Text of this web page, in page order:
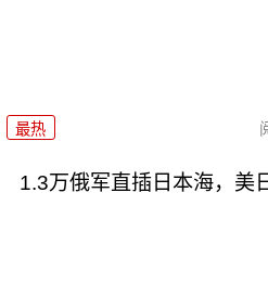
最热
1.3万俄军直插日本海，美